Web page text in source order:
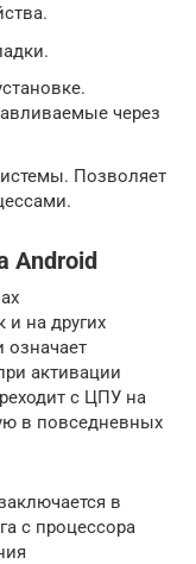
через
Позволяет
Android
и на других
означает
активации
с ЦПУ на
в повседневных
в
с процессора